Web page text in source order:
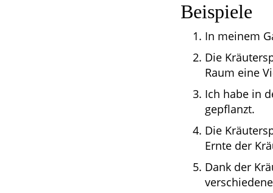
Beispiele
In meinem
Die
Raum eine
Ich habe in
gepflanzt.
Die
Ernte der
Dank der